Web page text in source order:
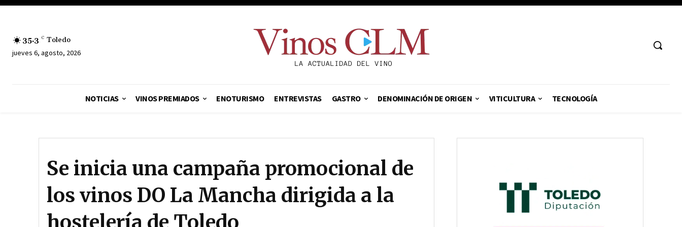
35.3 C Toledo
jueves 6, agosto, 2026
NOTICIAS VINOS PREMIADOS ENOTURISMO ENTREVISTAS GASTRO DENOMINACIÓN DE ORIGEN VITICULTURA TECNOLOGÍA
Se inicia una campaña promocional de
los vinos DO La Mancha dirigida a la
hostelería de Toledo